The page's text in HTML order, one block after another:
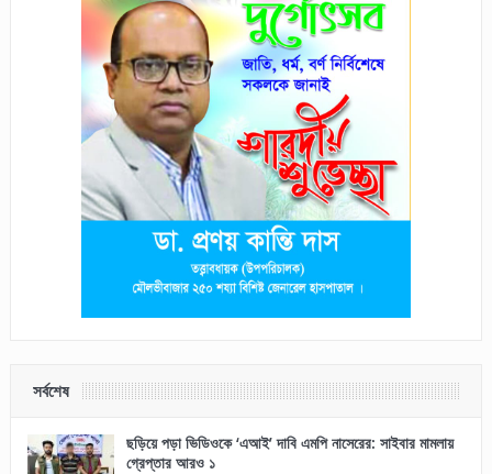
সর্বশেষ
ছড়িয়ে পড়া ভিডিওকে ‘এআই’ দাবি এমপি নাসেরের: সাইবার মামলায়
গ্রেপ্তার আরও ১